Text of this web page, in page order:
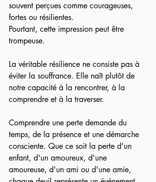
souvent perçues comme courageuses,
fortes ou résilientes.
Pourtant, cette impression peut être
trompeuse.
La véritable résilience ne consiste pas à
éviter la souffrance. Elle naît plutôt de
notre capacité à la rencontrer, à la
comprendre et à la traverser.
Comprendre une perte demande du
temps, de la présence et une démarche
consciente. Que ce soit la perte d'un
enfant, d'un amoureux, d'une
amoureuse, d'un ami ou d'une amie,